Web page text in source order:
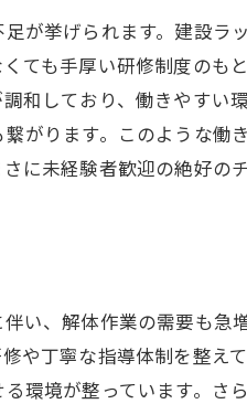
が挙げられます。建設ラ
ても手厚い研修制度のも
和しており、働きやすい
がります。このような働
に未経験者歓迎の絶好のチ
い、解体作業の需要も急
や丁寧な指導体制を整え
環境が整っています。さ